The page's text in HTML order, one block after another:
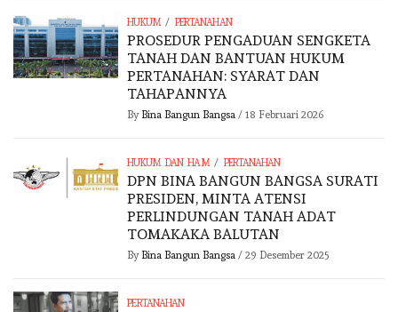
HUKUM / PERTANAHAN
PROSEDUR PENGADUAN SENGKETA
TANAH DAN BANTUAN HUKUM
PERTANAHAN: SYARAT DAN
TAHAPANNYA
By Bina Bangun Bangsa/ 18 Februari 2026
HUKUM DAN HAM / PERTANAHAN
DPN BINA BANGUN BANGSA SURATI
PRESIDEN, MINTA ATENSI
PERLINDUNGAN TANAH ADAT
TOMAKAKA BALUTAN
By Bina Bangun Bangsa/ 29 Desember 2025
PERTANAHAN